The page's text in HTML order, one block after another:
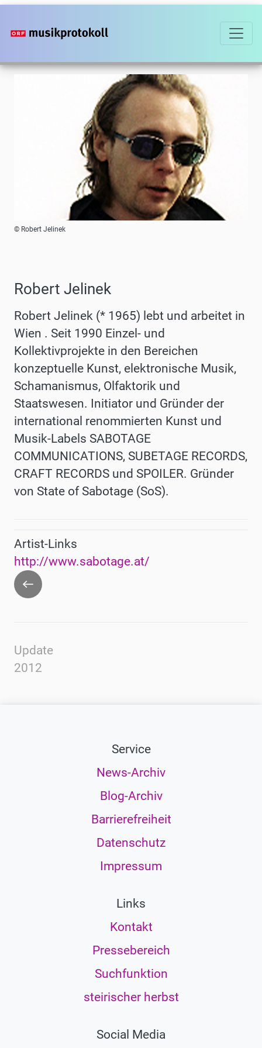
Direkt
zum
© Robert Jelinek
Robert Jelinek
Robert Jelinek (* 1965) lebt und arbeitet in
Wien . Seit 1990 Einzel- und
Kollektivprojekte in den Bereichen
konzeptuelle Kunst, elektronische Musik,
Schamanismus, Olfaktorik und
Staatswesen. Initiator und Gründer der
international renommierten Kunst und
Musik-Labels SABOTAGE
COMMUNICATIONS, SUBETAGE RECORDS,
CRAFT RECORDS und SPOILER. Gründer
von State of Sabotage (SoS).
Artist-Links
http://www.sabotage.at/
Zurück
Update
2012
Service
News-Archiv
Blog-Archiv
Barrierefreiheit
Datenschutz
Impressum
Links
Kontakt
Pressebereich
Suchfunktion
steirischer herbst
Social Media